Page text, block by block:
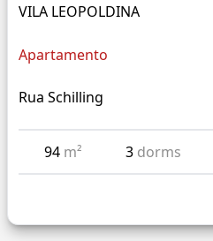
VILA LEOPOLDINA
Apartamento
Rua Schilling
94 m² 3 dorms